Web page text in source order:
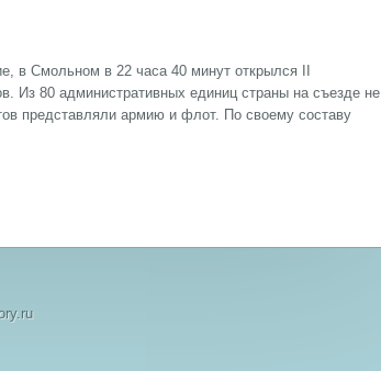
в Смольном в 22 часа 40 минут открылся II
Из 80 административных единиц страны на съезде не
представляли армию и флот. По своему составу